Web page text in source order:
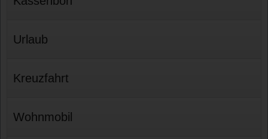
Urlaub
Kreuzfahrt
Wohnmobil